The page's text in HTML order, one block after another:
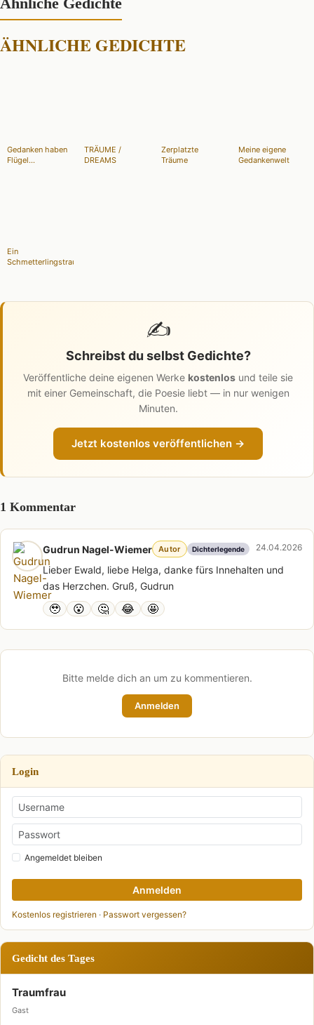
ÄHNLICHE GEDICHTE
Gedanken haben
Flügel...
TRÄUME /
DREAMS
Zerplatzte
Träume
Meine eigene
Gedankenwelt
Ein
Schmetterlingstraum
✍️
Schreibst du selbst Gedichte?
Veröffentliche deine eigenen Werke kostenlos und teile sie
mit einer Gemeinschaft, die Poesie liebt — in nur wenigen
Minuten.
Jetzt kostenlos veröffentlichen →
1 Kommentar
Gudrun Nagel-Wiemer Autor Dichterlegende 24.04.2026
Lieber Ewald, liebe Helga, danke fürs Innehalten und
das Herzchen. Gruß, Gudrun
🥹 😮 🤔 😂 🤩
Bitte melde dich an um zu kommentieren.
Anmelden
Login
Angemeldet bleiben
Anmelden
Kostenlos registrieren · Passwort vergessen?
Gedicht des Tages
Traumfrau
Gast